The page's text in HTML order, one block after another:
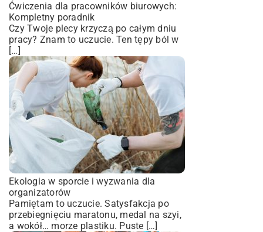
Ćwiczenia dla pracowników biurowych:
Kompletny poradnik
Czy Twoje plecy krzyczą po całym dniu
pracy? Znam to uczucie. Ten tępy ból w
[…]
Ekologia w sporcie i wyzwania dla
organizatorów
Pamiętam to uczucie. Satysfakcja po
przebiegnięciu maratonu, medal na szyi,
a wokół… morze plastiku. Puste […]